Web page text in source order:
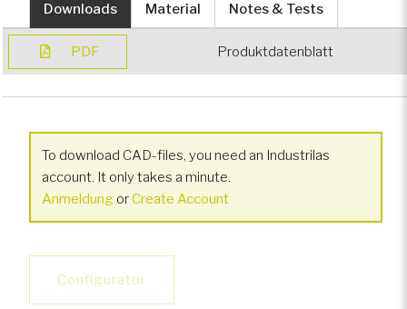
Downloads Material Notes & Tests
PDF Produktdatenblatt
To download CAD-files, you need an Industrilas
account. It only takes a minute.
Anmeldung orCreate Account
Configurator